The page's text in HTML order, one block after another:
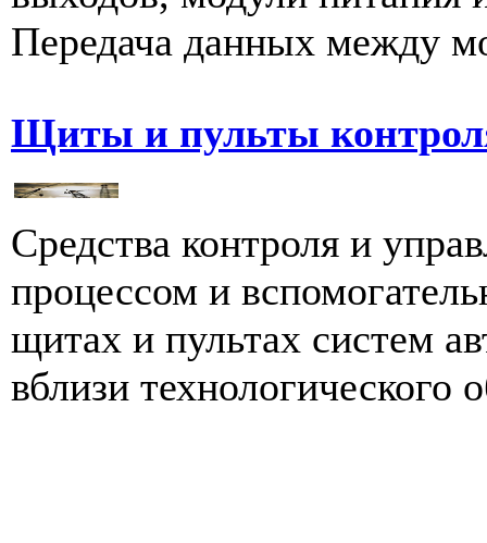
Передача данных между
Щиты и пульты
Средства контроля и
процессом и
щитах и пультах систем
вблизи технологического